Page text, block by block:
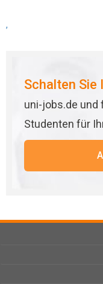
,
Schalten Sie
uni-jobs.de und
Studenten für